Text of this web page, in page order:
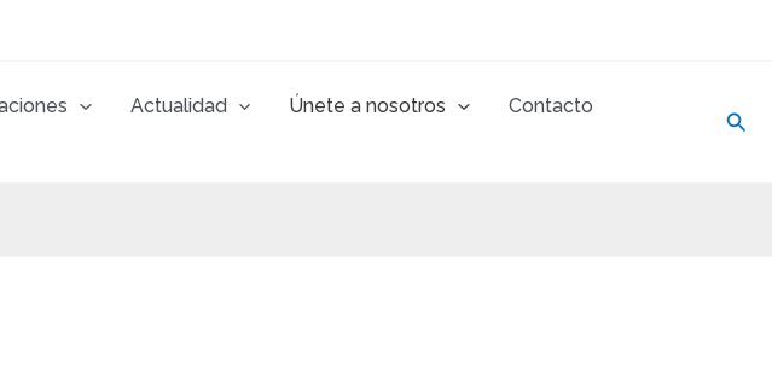
Actualidad Únete a nosotros
Contacto